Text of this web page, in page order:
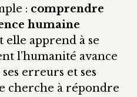
: comprendre
humaine
elle apprend à se
l’humanité avance
erreurs et ses
cherche à répondre